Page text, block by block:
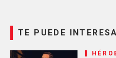
TE PUEDE